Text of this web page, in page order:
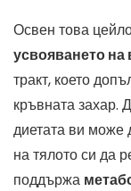
Освен това
усвояването на
тракт, което
кръвната захар.
диетата ви може
на тялото си да
поддържа